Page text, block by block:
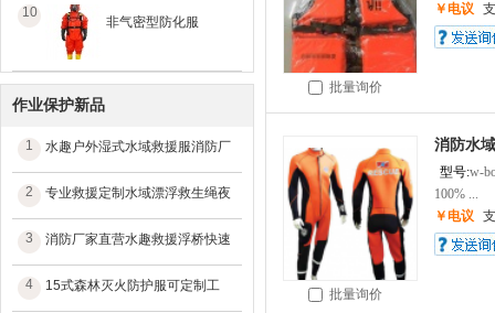
10
非气密型防化服
作业保护新品
1 水趣户外湿式水域救援服消防厂
2 专业救援定制水域漂浮救生绳夜
3 消防厂家直营水趣救援浮桥快速
4 15式森林灭火防护服可定制工
批量询价
￥电议
批量询价
消防水
型号:w-
100% ...
￥电议